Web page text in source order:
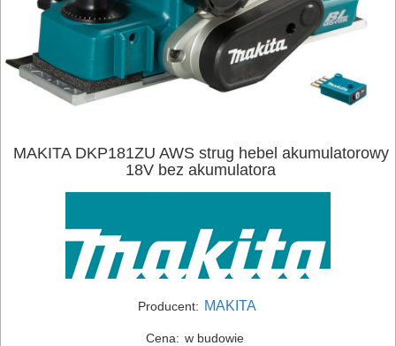
MAKITA DKP181ZU AWS strug hebel akumulatorowy
18V bez akumulatora
Producent: MAKITA
Cena: w budowie